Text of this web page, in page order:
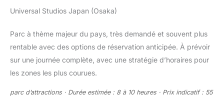
Universal Studios Japan (Osaka)
Parc à thème majeur du pays, très demandé et souvent plus
rentable avec des options de réservation anticipée. À prévoir
sur une journée complète, avec une stratégie d’horaires pour
les zones les plus courues.
parc d’attractions · Durée estimée : 8 à 10 heures · Prix indicatif : 55